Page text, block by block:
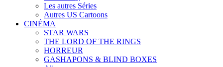
Les autres Séries
Autres US Cartoons
CINÉMA
STAR WARS
THE LORD OF THE RINGS
HORREUR
GASHAPONS & BLIND BOXES